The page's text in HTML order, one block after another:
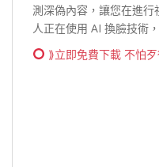
測深偽內容，讓您在進
人正在使用 AI 換臉技術
⟫立即免費下載 不怕